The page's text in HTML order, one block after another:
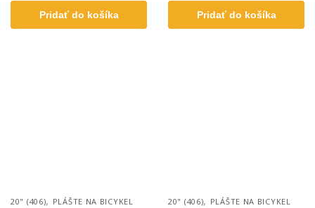
Pridať do košíka Pridať do košíka
20" (406), PLÁŠTE NA BICYKEL 20" (406), PLÁŠTE NA BICYKEL